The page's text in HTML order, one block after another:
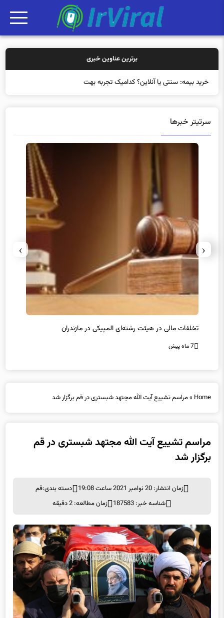
برترین عناوین خبری
خرید بیمه: سنتی یا آنلاین؟ کدامیک تجربه بهتری برای مش
سرتیتر خبرها
سرپرست فدراسیون کبدی منصوب شد
7 ماه پیش
‹
›
Home
»مراسم تشییع آیت الله مجتهد شبستری در قم برگزار شد
مراسم تشییع آیت الله مجتهد شبستری در قم
برگزار شد
زمان انتشار: 20 نوامبر 2021 ساعت 19:08 دسته بندی:قم
شناسه خبر: 187583
زمان مطالعه: 2 دقیقه